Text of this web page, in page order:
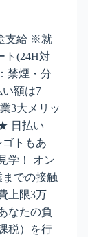
支給 ※就
ト(24H対
禁煙・分
額は7
3大メリッ
日払い
トもあ
学！ オン
での接触
上限3万
なたの負
税）を行